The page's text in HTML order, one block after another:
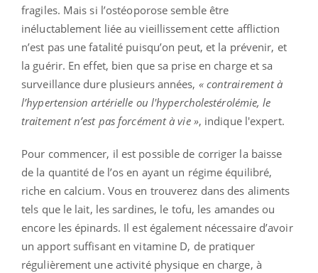
fragiles. Mais si l’ostéoporose semble être
inéluctablement liée au vieillissement cette affliction
n’est pas une fatalité puisqu’on peut, et la prévenir, et
la guérir. En effet, bien que sa prise en charge et sa
surveillance dure plusieurs années, « contrairement à
l’hypertension artérielle ou l'hypercholestérolémie, le
traitement n’est pas forcément à vie », indique l'expert.
Pour commencer, il est possible de corriger la baisse
de la quantité de l’os en ayant un régime équilibré,
riche en calcium. Vous en trouverez dans des aliments
tels que le lait, les sardines, le tofu, les amandes ou
encore les épinards. Il est également nécessaire d’avoir
un apport suffisant en vitamine D, de pratiquer
régulièrement une activité physique en charge, à